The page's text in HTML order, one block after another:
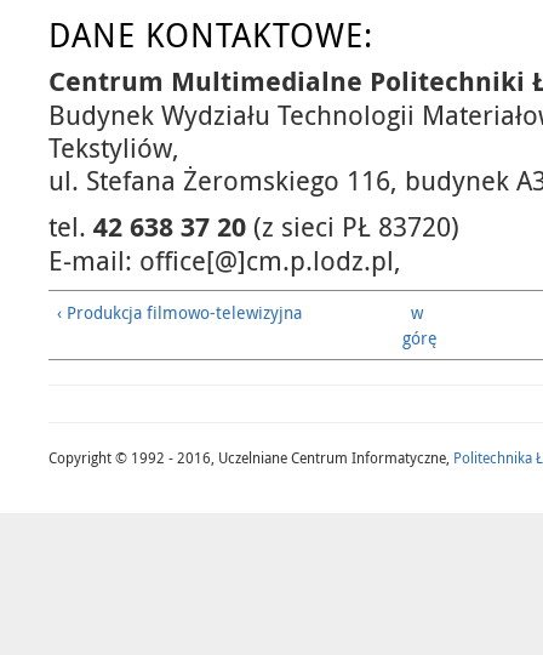
DANE KONTAKTOWE:
Centrum Multimedialne Politechniki
Budynek Wydziału Technologii
Tekstyliów,
ul. Stefana Żeromskiego 116, budynek
tel. 42 638 37 20 (z sieci PŁ 83720)
E-mail: office[@]cm.p.lodz.pl,
‹ Produkcja filmowo-telewizyjna
w
górę
Copyright © 1992 - 2016, Uczelniane Centrum Informatyczne, Politechnika